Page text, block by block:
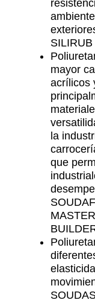
mayor
acrílicos
la
que